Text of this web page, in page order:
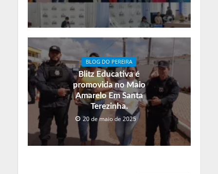
BLOG DO PEREIRA
Blitz Educativa é
promovida no Maio
Amarelo Em Santa
Terezinha.
20 de maio de 2025